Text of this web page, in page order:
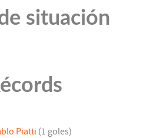
situación
Piatti (1 goles)